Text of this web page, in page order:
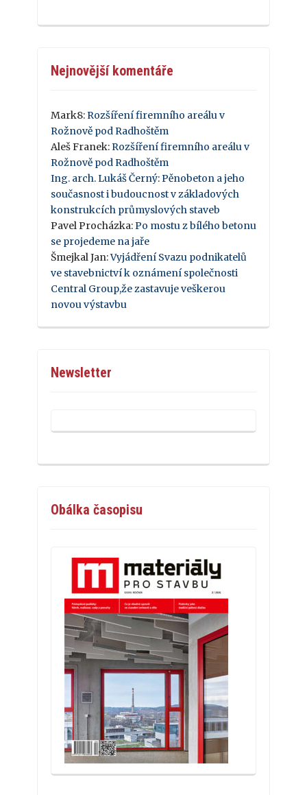
Nejnovější komentáře
Mark8:Rozšíření firemního areálu v
Rožnově pod Radhoštěm
Aleš Franek:Rozšíření firemního areálu v
Rožnově pod Radhoštěm
Ing. arch. Lukáš Černý:Pěnobeton a jeho
současnost i budoucnost v základových
konstrukcích průmyslových staveb
Pavel Procházka:Po mostu z bílého betonu
se projedeme na jaře
Šmejkal Jan:Vyjádření Svazu podnikatelů
ve stavebnictví k oznámení společnosti
Central Group,že zastavuje veškerou
novou výstavbu
Newsletter
Obálka časopisu